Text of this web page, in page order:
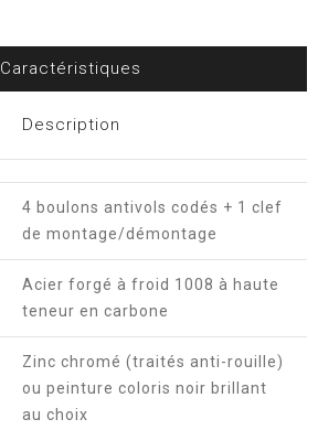
Caractéristiques
Description
4 boulons antivols codés + 1 clef
de montage/démontage
Acier forgé à froid 1008 à haute
teneur en carbone
Zinc chromé (traités anti-rouille)
ou peinture coloris noir brillant
au choix